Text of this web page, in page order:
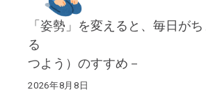
「姿勢」を変えると、毎日が
る －立腰
つよう）のすすめ－
2026年8月8日